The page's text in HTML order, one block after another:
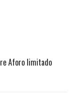
Aforo limitado